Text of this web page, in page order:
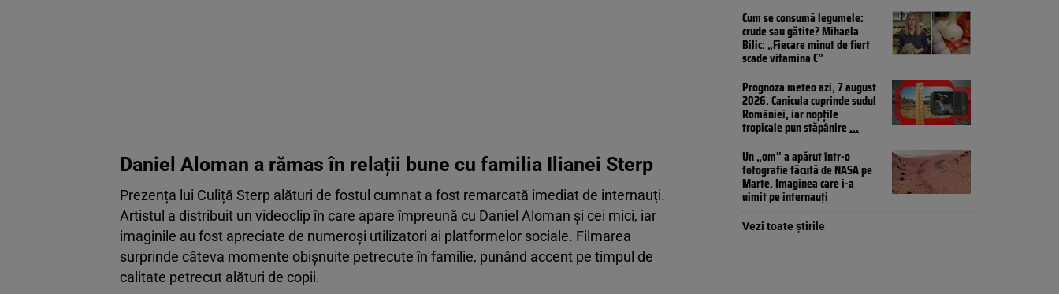
Daniel Aloman a rămas în relații bune cu familia Ilianei Sterp
Prezența lui Culiță Sterp alături de fostul cumnat a fost remarcată imediat de internauți.
Artistul a distribuit un videoclip în care apare împreună cu Daniel Aloman și cei mici, iar
imaginile au fost apreciate de numeroși utilizatori ai platformelor sociale. Filmarea
surprinde câteva momente obișnuite petrecute în familie, punând accent pe timpul de
calitate petrecut alături de copii.
Cum se consumă legumele:
crude sau gătite? Mihaela
Bilic: „Fiecare minut de fiert
scade vitamina C”
Prognoza meteo azi, 7 august
2026. Canicula cuprinde sudul
României, iar nopțile
tropicale pun stăpânire...
Un „om” a apărut într-o
fotografie făcută de NASA pe
Marte. Imaginea care i-a
uimit pe internauți
Vezi toate știrile